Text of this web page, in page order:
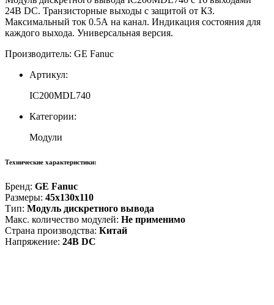
DC
24В DC. Транзисторные выходы с защитой от КЗ.
Максимальный ток 0.5А на канал. Индикация состояния для
каждого выхода. Универсальная версия.
Производитель: GE Fanuc
Артикул:
IC200MDL740
Категории:
Модули
Технические характеристики:
Бренд: GE Fanuc
Размеры: 45x130x110
Тип: Модуль дискретного вывода
Макс. количество модулей: Не применимо
Страна производства: Китай
Напряжение: 24В DC